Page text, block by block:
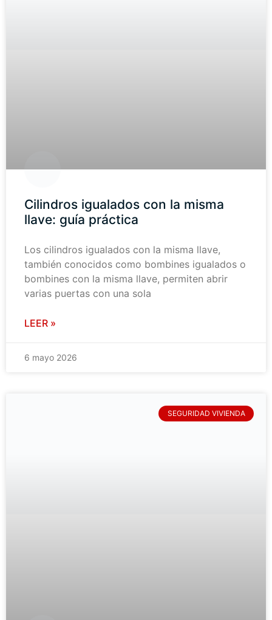
Cilindros igualados con la misma
llave: guía práctica
Los cilindros igualados con la misma llave,
también conocidos como bombines igualados o
bombines con la misma llave, permiten abrir
varias puertas con una sola
LEER »
6 mayo 2026
SEGURIDAD VIVIENDA